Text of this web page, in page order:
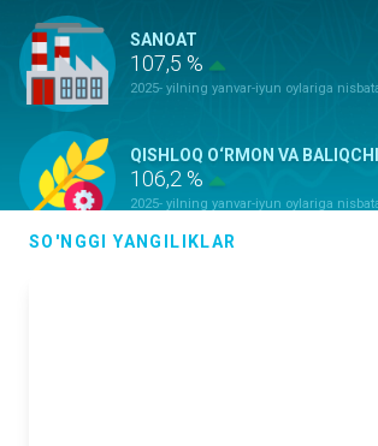
SANOAT
107,5 %
2025- yilning yanvar-iyun oylariga
QISHLOQ O‘RMON VA
106,2 %
2025- yilning yanvar-iyun oylariga
SO'NGGI YANGILIKLAR